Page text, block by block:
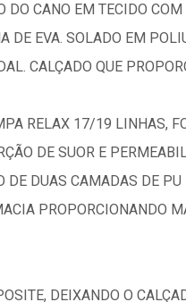
CANO EM TECIDO
EVA. SOLADO EM
CALÇADO QUE
RELAX 17/19 LINHAS,
DE SUOR E
DUAS CAMADAS DE
PROPORCIONANDO
DEIXANDO O